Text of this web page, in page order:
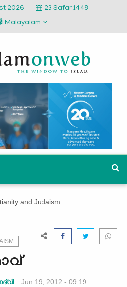
2026
23 Safar 1448
Malayalam
and Judaism
Jun 19, 2012 - 09:19